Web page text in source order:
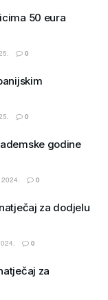
50 eura
0
0
godine
0
za dodjelu
0
za